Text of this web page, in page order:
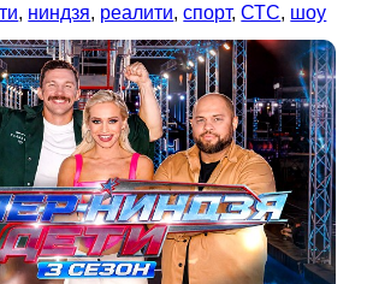
, ниндзя, реалити,спорт,СТС, шоу